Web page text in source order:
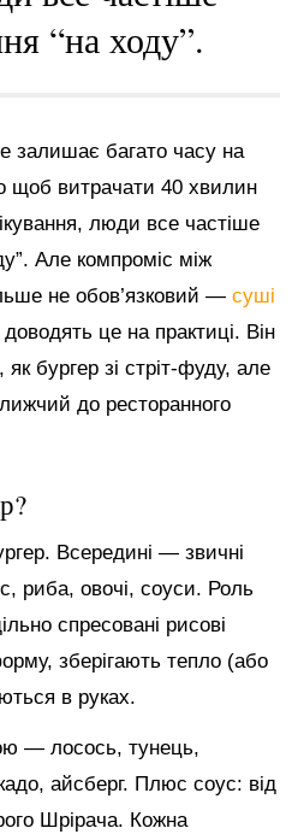
“на ходу”.
залишає багато часу на
щоб витрачати 40 хвилин
люди все частіше
Але компроміс між
не обов’язковий — суші
це на практиці. Він
бургер зі стріт-фуду, але
до ресторанного
Всередині — звичні
риба, овочі, соуси. Роль
спресовані рисові
зберігають тепло (або
в руках.
— лосось, тунець,
айсберг. Плюс соус: від
Шрірача. Кожна